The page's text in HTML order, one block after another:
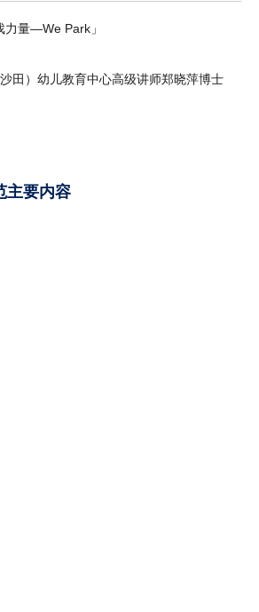
力量—We Park」
田）幼儿教育中心高级讲师郑晓萍博士
主要内容